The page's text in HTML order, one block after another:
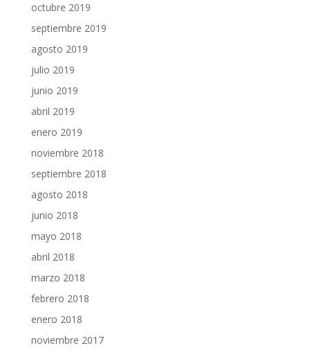
octubre 2019
septiembre 2019
agosto 2019
julio 2019
junio 2019
abril 2019
enero 2019
noviembre 2018
septiembre 2018
agosto 2018
junio 2018
mayo 2018
abril 2018
marzo 2018
febrero 2018
enero 2018
noviembre 2017